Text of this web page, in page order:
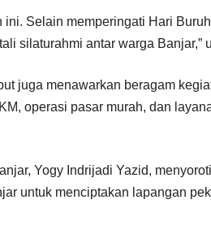
ini. Selain memperingati Hari
silaturahmi antar warga Banjar,”
juga menawarkan beragam
operasi pasar murah, dan
Yogy Indrijadi Yazid,
untuk menciptakan lapangan